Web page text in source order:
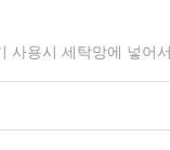
용시 세탁망에 넣어